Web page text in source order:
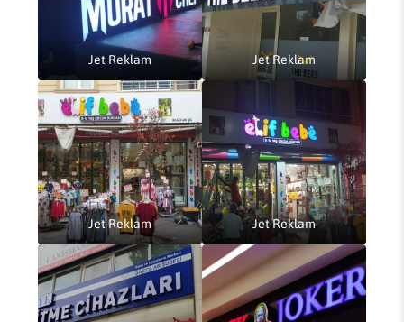
Jet Reklam Jet Reklam
Jet Reklam Jet Reklam